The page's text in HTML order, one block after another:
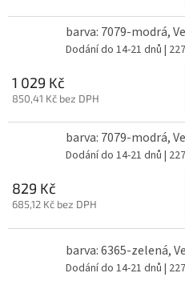
barva: 7079-modrá,
Dodání do 14-21 dnů |
1 029 Kč
850,41 Kč bez DPH
barva: 7079-modrá,
Dodání do 14-21 dnů |
829 Kč
685,12 Kč bez DPH
barva: 6365-zelená,
Dodání do 14-21 dnů |